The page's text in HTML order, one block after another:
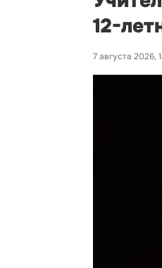
12-
7 августа 2026,